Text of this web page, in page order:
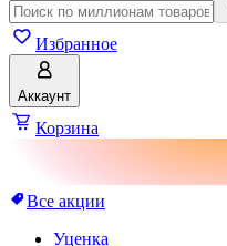
Избранное
Аккаунт
Корзина
Все акции
Уценка